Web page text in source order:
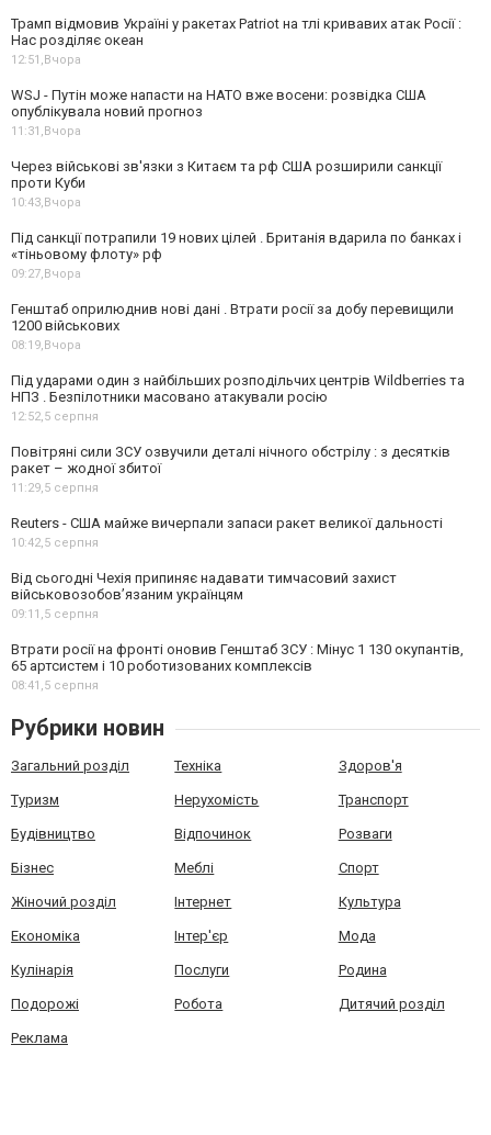
Трамп відмовив Україні у ракетах Patriot на тлі кривавих атак Росії :
Нас розділяє океан
12:51,Вчора
WSJ - Путін може напасти на НАТО вже восени: розвідка США
опублікувала новий прогноз
11:31,Вчора
Через військові зв'язки з Китаєм та рф США розширили санкції
проти Куби
10:43,Вчора
Під санкції потрапили 19 нових цілей . Британія вдарила по банках і
«тіньовому флоту» рф
09:27,Вчора
Генштаб оприлюднив нові дані . Втрати росії за добу перевищили
1200 військових
08:19,Вчора
Під ударами один з найбільших розподільчих центрів Wildberries та
НПЗ . Безпілотники масовано атакували росію
12:52,5 серпня
Повітряні сили ЗСУ озвучили деталі нічного обстрілу : з десятків
ракет – жодної збитої
11:29,5 серпня
Reuters - США майже вичерпали запаси ракет великої дальності
10:42,5 серпня
Від сьогодні Чехія припиняє надавати тимчасовий захист
військовозобов’язаним українцям
09:11,5 серпня
Втрати росії на фронті оновив Генштаб ЗСУ : Мінус 1 130 окупантів,
65 артсистем і 10 роботизованих комплексів
08:41,5 серпня
Рубрики новин
Загальний розділ Техніка Здоров'я
Туризм Нерухомість Транспорт
Будівництво Відпочинок Розваги
Бізнес Меблі Спорт
Жіночий розділ Інтернет Культура
Економіка Інтер'єр Мода
Кулінарія Послуги Родина
Подорожі Робота Дитячий розділ
Реклама